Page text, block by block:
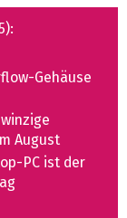
Gehäuse
August
PC ist der